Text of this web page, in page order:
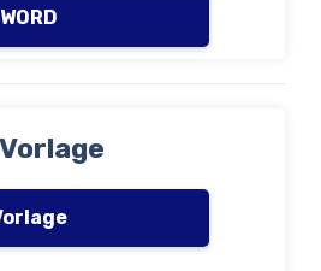
WORD
Vorlage